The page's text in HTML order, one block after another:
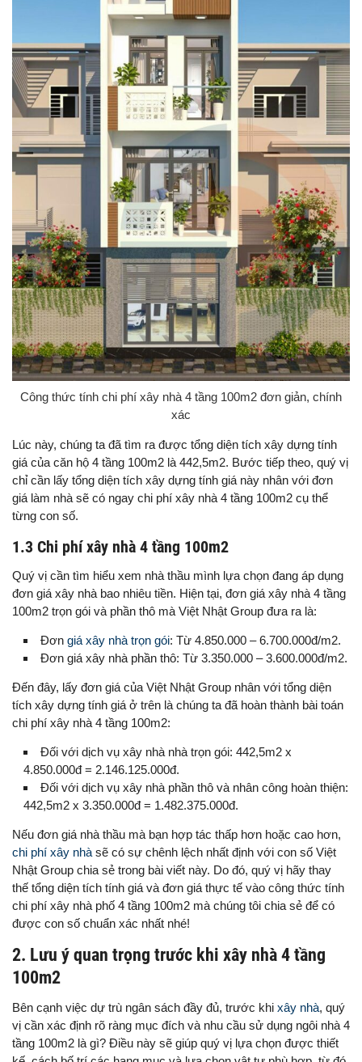
Công thức tính chi phí xây nhà 4 tầng 100m2 đơn giản, chính
xác
Lúc này, chúng ta đã tìm ra được tổng diện tích xây dựng tính
giá của căn hộ 4 tầng 100m2 là 442,5m2. Bước tiếp theo, quý vị
chỉ cần lấy tổng diện tích xây dựng tính giá này nhân với đơn
giá làm nhà sẽ có ngay chi phí xây nhà 4 tầng 100m2 cụ thể
từng con số.
1.3 Chi phí xây nhà 4 tầng 100m2
Quý vị cần tìm hiểu xem nhà thầu mình lựa chọn đang áp dụng
đơn giá xây nhà bao nhiêu tiền. Hiện tại, đơn giá xây nhà 4 tầng
100m2 trọn gói và phần thô mà Việt Nhật Group đưa ra là:
Đơn giá xây nhà trọn gói: Từ 4.850.000 – 6.700.000đ/m2.
Đơn giá xây nhà phần thô: Từ 3.350.000 – 3.600.000đ/m2.
Đến đây, lấy đơn giá của Việt Nhật Group nhân với tổng diện
tích xây dựng tính giá ở trên là chúng ta đã hoàn thành bài toán
chi phí xây nhà 4 tầng 100m2:
Đối với dịch vụ xây nhà nhà trọn gói: 442,5m2 x
4.850.000đ = 2.146.125.000đ.
Đối với dịch vụ xây nhà phần thô và nhân công hoàn thiện:
442,5m2 x 3.350.000đ = 1.482.375.000đ.
Nếu đơn giá nhà thầu mà bạn hợp tác thấp hơn hoặc cao hơn,
chi phí xây nhà sẽ có sự chênh lệch nhất định với con số Việt
Nhật Group chia sẻ trong bài viết này. Do đó, quý vị hãy thay
thế tổng diện tích tính giá và đơn giá thực tế vào công thức tính
chi phí xây nhà phố 4 tầng 100m2 mà chúng tôi chia sẻ để có
được con số chuẩn xác nhất nhé!
2. Lưu ý quan trọng trước khi xây nhà 4 tầng
100m2
Bên cạnh việc dự trù ngân sách đầy đủ, trước khi xây nhà, quý
vị cần xác định rõ ràng mục đích và nhu cầu sử dụng ngôi nhà 4
tầng 100m2 là gì? Điều này sẽ giúp quý vị lựa chọn được thiết